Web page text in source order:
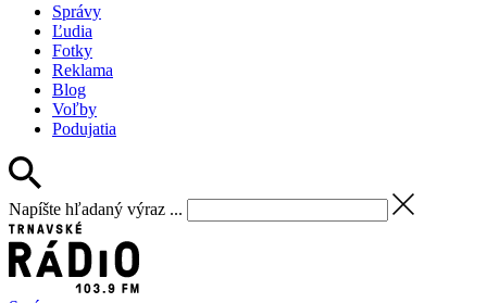
Správy
Ľudia
Fotky
Reklama
Blog
Voľby
Podujatia
Napíšte hľadaný výraz ...